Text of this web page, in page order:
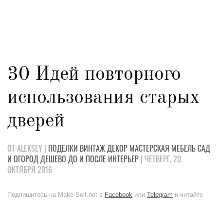
30 Идей повторного
использования старых
дверей
ОТ ALEKSEY | ПОДЕЛКИ ВИНТАЖДЕКОР МАСТЕРСКАЯ МЕБЕЛЬСАД
И ОГОРОДДЕШЕВО ДО И ПОСЛЕ ИНТЕРЬЕР | ЧЕТВЕРГ, 20
ОКТЯБРЯ 2016
Подпишитесь на Make-Self.net в Facebook или Telegram и читайте